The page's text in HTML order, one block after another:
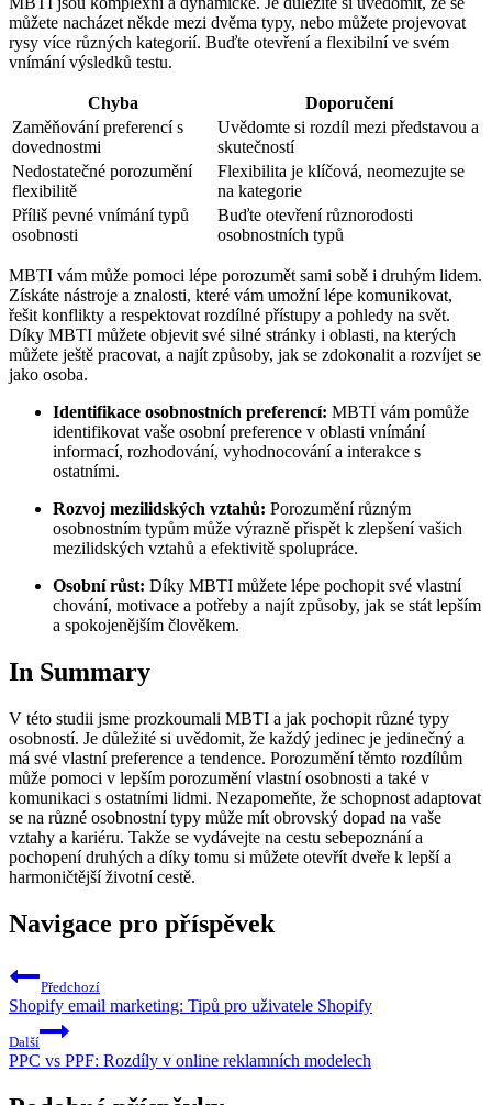
můžete nacházet někde mezi dvěma typy, nebo můžete projevovat
rysy více různých kategorií. Buďte otevření a flexibilní ve svém
vnímání výsledků testu.
Chyba
Doporučení
Zaměňování preferencí s
dovednostmi
Uvědomte si rozdíl mezi představou a
skutečností
Nedostatečné porozumění
flexibilitě
Flexibilita je klíčová, neomezujte se
na kategorie
Příliš pevné vnímání typů
osobnosti
Buďte otevření různorodosti
osobnostních typů
MBTI vám může pomoci lépe porozumět sami sobě i druhým lidem.
Získáte nástroje a znalosti, které vám umožní lépe komunikovat,
řešit konflikty a respektovat rozdílné přístupy a pohledy na svět.
Díky MBTI můžete objevit své silné stránky i oblasti, na kterých
můžete ještě pracovat, a najít způsoby, jak se zdokonalit a rozvíjet se
jako osoba.
Identifikace osobnostních preferencí: MBTI vám pomůže
identifikovat vaše osobní preference v oblasti vnímání
informací, rozhodování, vyhodnocování a interakce s
ostatními.
Rozvoj mezilidských vztahů: Porozumění různým
osobnostním typům může výrazně přispět k zlepšení vašich
mezilidských vztahů a efektivitě spolupráce.
Osobní růst: Díky MBTI můžete lépe pochopit své vlastní
chování, motivace a potřeby a najít způsoby, jak se stát lepším
a spokojenějším člověkem.
In Summary
V této studii jsme prozkoumali MBTI a jak pochopit různé typy
osobností. Je důležité si uvědomit, že každý jedinec je jedinečný a
má své vlastní preference a tendence. Porozumění těmto rozdílům
může pomoci v lepším porozumění vlastní osobnosti a také v
komunikaci s ostatními lidmi. Nezapomeňte, že schopnost adaptovat
se na různé osobnostní typy může mít obrovský dopad na vaše
vztahy a kariéru. Takže se vydávejte na cestu sebepoznání a
pochopení druhých a díky tomu si můžete otevřít dveře k lepší a
harmoničtější životní cestě.
Navigace pro příspěvek
Předchozí
Shopify email marketing: Tipů pro uživatele Shopify
Další
PPC vs PPF: Rozdíly v online reklamních modelech